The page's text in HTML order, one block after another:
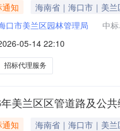
知 海南省｜海口市｜美兰
口市美兰区园林管理局 中标
05-14 22:10
招标代理服务
美兰区区管道路及公
知 海南省｜海口市｜美兰